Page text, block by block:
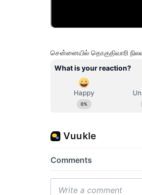
சென்னையில் தொகுதிவாரி